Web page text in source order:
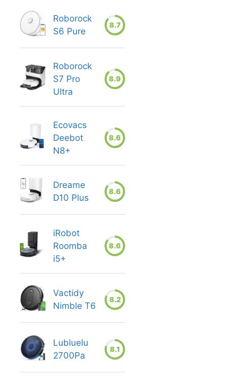
Roborock
S6 Pure
8.7
Roborock
S7 Pro
Ultra
8.9
Ecovacs
Deebot
N8+
8.6
Dreame
D10 Plus
8.6
iRobot
Roomba
i5+
8.6
Vactidy
Nimble T6
8.2
Lubluelu
2700Pa
8.1